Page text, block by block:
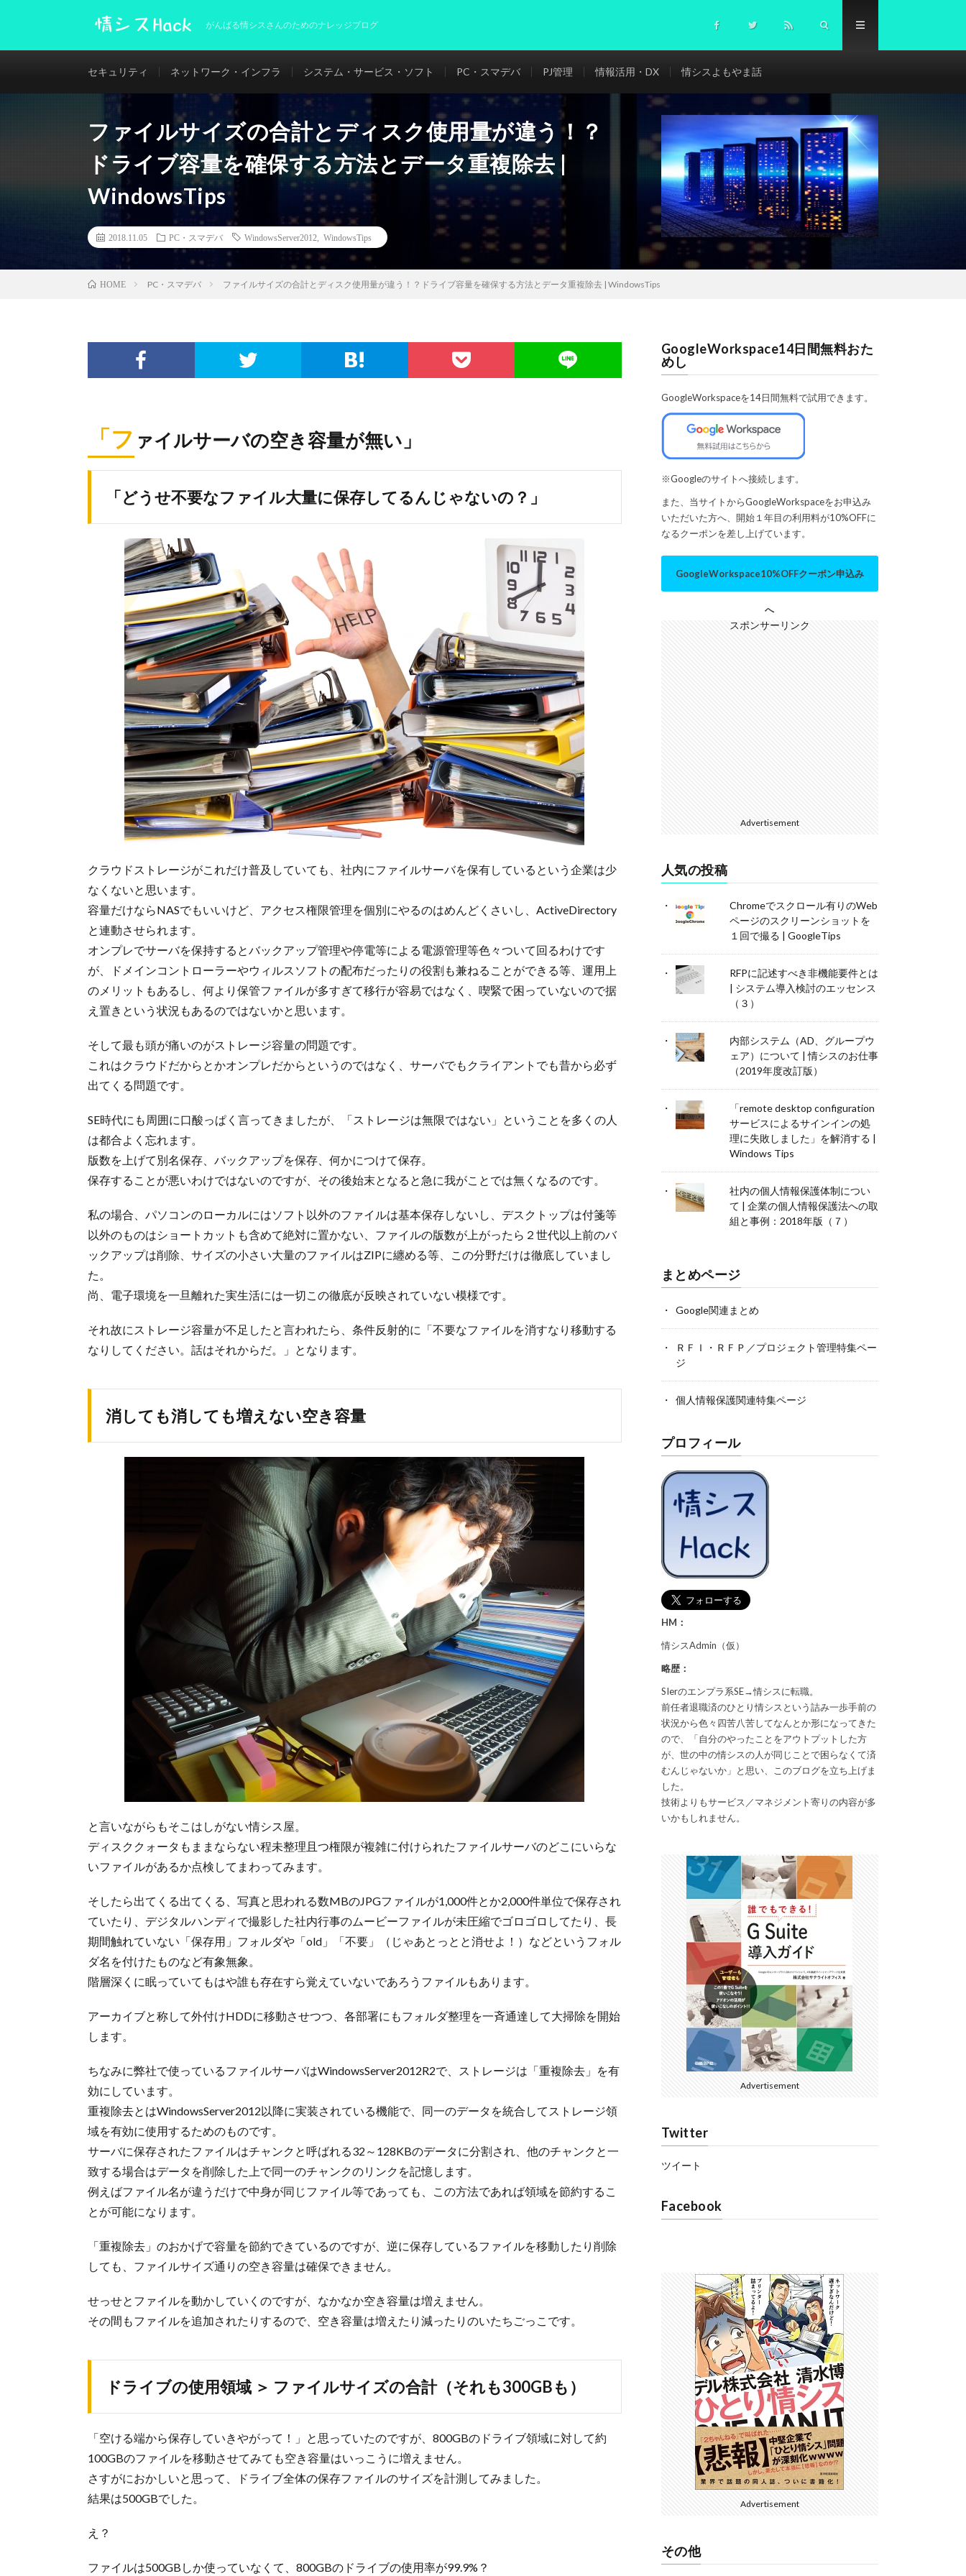
がんばる情シスさんのためのナレッジブログ
セキュリティ ネットワーク・インフラ システム・サービス・ソフト PC・スマデバ PJ管理 情報活用・DX 情シスよもやま話
ファイルサイズの合計とディスク使用量が違う！？
ドライブ容量を確保する方法とデータ重複除去 |
WindowsTips
2018.11.05 PC・スマデバ WindowsServer2012 WindowsTips
HOME PC・スマデバ ファイルサイズの合計とディスク使用量が違う！？ドライブ容量を確保する方法とデータ重複除去 | WindowsTips
「フ ァイルサーバの空き容量が無い」
「どうせ不要なファイル大量に保存してるんじゃないの？」
クラウドストレージがこれだけ普及していても、社内にファイルサーバを保有しているという企業は少
なくないと思います。
容量だけならNASでもいいけど、アクセス権限管理を個別にやるのはめんどくさいし、ActiveDirectory
と連動させられます。
オンプレでサーバを保持するとバックアップ管理や停電等による電源管理等色々ついて回るわけです
が、ドメインコントローラーやウィルスソフトの配布だったりの役割も兼ねることができる等、運用上
のメリットもあるし、何より保管ファイルが多すぎて移行が容易ではなく、喫緊で困っていないので据
え置きという状況もあるのではないかと思います。
そして最も頭が痛いのがストレージ容量の問題です。
これはクラウドだからとかオンプレだからというのではなく、サーバでもクライアントでも昔から必ず
出てくる問題です。
SE時代にも周囲に口酸っぱく言ってきましたが、「ストレージは無限ではない」ということを多くの人
は都合よく忘れます。
版数を上げて別名保存、バックアップを保存、何かにつけて保存。
保存することが悪いわけではないのですが、その後始末となると急に我がことでは無くなるのです。
私の場合、パソコンのローカルにはソフト以外のファイルは基本保存しないし、デスクトップは付箋等
以外のものはショートカットも含めて絶対に置かない、ファイルの版数が上がったら２世代以上前のバ
ックアップは削除、サイズの小さい大量のファイルはZIPに纏める等、この分野だけは徹底していまし
た。
尚、電子環境を一旦離れた実生活には一切この徹底が反映されていない模様です。
それ故にストレージ容量が不足したと言われたら、条件反射的に「不要なファイルを消すなり移動する
なりしてください。話はそれからだ。」となります。
消しても消しても増えない空き容量
と言いながらもそこはしがない情シス屋。
ディスククォータもままならない程未整理且つ権限が複雑に付けられたファイルサーバのどこにいらな
いファイルがあるか点検してまわってみます。
そしたら出てくる出てくる、写真と思われる数MBのJPGファイルが1,000件とか2,000件単位で保存され
ていたり、デジタルハンディで撮影した社内行事のムービーファイルが未圧縮でゴロゴロしてたり、長
期間触れていない「保存用」フォルダや「old」「不要」（じゃあとっとと消せよ！）などというフォル
ダ名を付けたものなど有象無象。
階層深くに眠っていてもはや誰も存在すら覚えていないであろうファイルもあります。
アーカイブと称して外付けHDDに移動させつつ、各部署にもフォルダ整理を一斉通達して大掃除を開始
します。
ちなみに弊社で使っているファイルサーバはWindowsServer2012R2で、ストレージは「重複除去」を有
効にしています。
重複除去とはWindowsServer2012以降に実装されている機能で、同一のデータを統合してストレージ領
域を有効に使用するためのものです。
サーバに保存されたファイルはチャンクと呼ばれる32～128KBのデータに分割され、他のチャンクと一
致する場合はデータを削除した上で同一のチャンクのリンクを記憶します。
例えばファイル名が違うだけで中身が同じファイル等であっても、この方法であれば領域を節約するこ
とが可能になります。
「重複除去」のおかげで容量を節約できているのですが、逆に保存しているファイルを移動したり削除
しても、ファイルサイズ通りの空き容量は確保できません。
せっせとファイルを動かしていくのですが、なかなか空き容量は増えません。
その間もファイルを追加されたりするので、空き容量は増えたり減ったりのいたちごっこです。
ドライブの使用領域 ＞ ファイルサイズの合計（それも300GBも）
「空ける端から保存していきやがって！」と思っていたのですが、800GBのドライブ領域に対して約
100GBのファイルを移動させてみても空き容量はいっこうに増えません。
さすがにおかしいと思って、ドライブ全体の保存ファイルのサイズを計測してみました。
結果は500GBでした。
え？
ファイルは500GBしか使っていなくて、800GBのドライブの使用率が99.9%？
GoogleWorkspace14日間無料おた
めし
GoogleWorkspaceを14日間無料で試用できます。
※Googleのサイトへ接続します。
また、当サイトからGoogleWorkspaceをお申込み
いただいた方へ、開始１年目の利用料が10%OFFに
なるクーポンを差し上げています。
GoogleWorkspace10%OFFクーポン申込み
へ
スポンサーリンク
Advertisement
人気の投稿
Chromeでスクロール有りのWeb
ページのスクリーンショットを
１回で撮る | GoogleTips
RFPに記述すべき非機能要件とは
| システム導入検討のエッセンス
（３）
内部システム（AD、グループウ
ェア）について | 情シスのお仕事
（2019年度改訂版）
「remote desktop configuration
サービスによるサインインの処
理に失敗しました」を解消する |
Windows Tips
社内の個人情報保護体制につい
て | 企業の個人情報保護法への取
組と事例：2018年版（７）
まとめページ
Google関連まとめ
ＲＦＩ・ＲＦＰ／プロジェクト管理特集ペー
ジ
個人情報保護関連特集ページ
プロフィール
HM：
情シスAdmin（仮）
略歴：
SIerのエンプラ系SE→情シスに転職。
前任者退職済のひとり情シスという詰み一歩手前の
状況から色々四苦八苦してなんとか形になってきた
ので、「自分のやったことをアウトプットした方
が、世の中の情シスの人が同じことで困らなくて済
むんじゃないか」と思い、このブログを立ち上げま
した。
技術よりもサービス／マネジメント寄りの内容が多
いかもしれません。
Advertisement
Twitter
ツイート
Facebook
Advertisement
その他